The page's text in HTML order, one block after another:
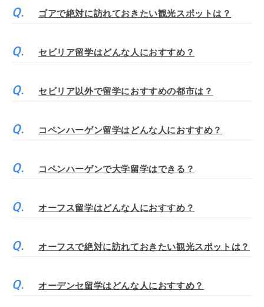
ゴアで絶対に訪れておきたい観光スポットは？
セビリア留学はどんな人におすすめ？
セビリア以外で留学におすすめの都市は？
コペンハーゲン留学はどんな人におすすめ？
コペンハーゲンで大学留学はできる？
オーフス留学はどんな人におすすめ？
オーフスで絶対に訪れておきたい観光スポットは？
オーデンセ留学はどんな人におすすめ？